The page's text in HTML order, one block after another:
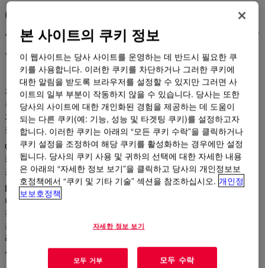
CELLOSIZE™ HEC, 30년 이
상 신뢰할 수 있고 지속 가능한
성능
전 세계적으로, 환경에 영향을 주지 않고 성능 저하 없이 제품 성
능을 요구하는 사회적 양심이 증가하고 있습니다. 헤어케어에서
지속 가능한 리올로지 조절제는 모발과 지구 모두에 뛰어난 성능
을 제공합니다.
CELLOSIZE™ HEC 증점제는 30년 이상 전 세계 소비자를 만족시
키기 위해 실험 및 테스트를 거친 생물 기반 및 생분해성 리올로지
조절제 포트폴리오입니다.
Dow의 친환경적 CELLOSIZE TM HEC 기술을 통해 샴푸, 컨디셔
너, 바디 워시, 헤어 염색제, 크림 및 로션, 피부 클렌저 등에서 유
동성을 개선하고 기분 좋은 질감을 만들 수 있습니다. 점점 더 많
은 수의 친환경 조제자들이 업계에서 신뢰할 수 있는 기술 포트폴
리오인 CELLOSIZE™ HEC 증점제를 선택하는 이유를 알아보십
시오.
본 사이트의 쿠키 정보
이 웹사이트는 당사 사이트를 운영하는 데 반드시 필요한 쿠
키를 사용합니다. 이러한 쿠키를 차단하거나 그러한 쿠키에
대한 알림을 받도록 브라우저를 설정할 수 있지만 그러면 사
이트의 일부 부분이 작동하지 않을 수 있습니다. 당사는 또한
당사의 사이트에 대한 개인화된 경험을 제공하는 데 도움이
되는 다른 쿠키(예: 기능, 성능 및 타겟팅 쿠키)를 설정하고자
합니다. 이러한 쿠키는 아래의 “모든 쿠키 수락”을 클릭하거나
쿠키 설정을 조정하여 해당 쿠키를 활성화하는 경우에만 설정
됩니다. 당사의 쿠키 사용 및 귀하의 선택에 대한 자세한 내용
은 아래의 “자세한 정보 보기”을 클릭하고 당사의 개인정보보
호정책에서 “쿠키 및 기타 기술” 섹션을 참조하십시오. 개인정
보보호정책
자세한 정보 보기
모두 거부 모두 수락